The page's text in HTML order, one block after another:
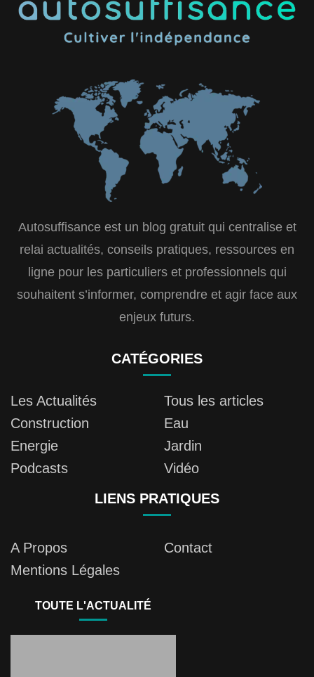
Autosuffisance est un blog gratuit qui centralise et
relai actualités, conseils pratiques, ressources en
ligne pour les particuliers et professionnels qui
souhaitent s’informer, comprendre et agir face aux
enjeux futurs.
CATÉGORIES
Les Actualités
Tous les articles
Construction
Eau
Energie
Jardin
Podcasts
Vidéo
LIENS PRATIQUES
A Propos
Contact
Mentions Légales
TOUTE L'ACTUALITÉ